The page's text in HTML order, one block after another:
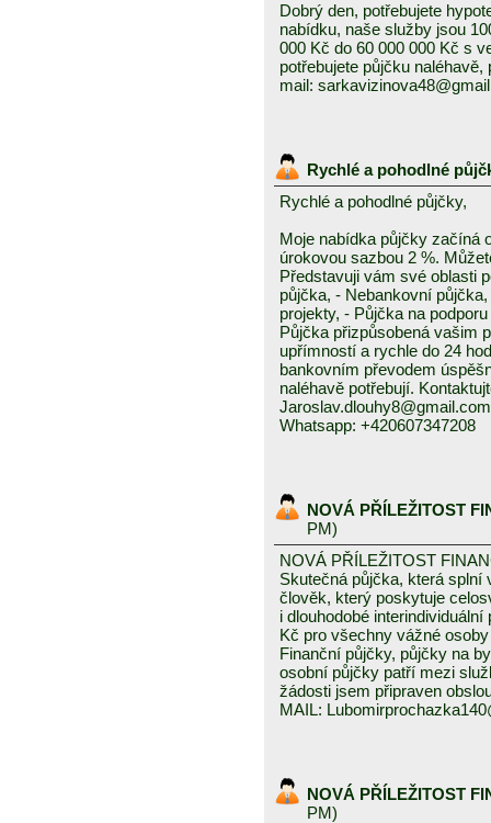
Dobrý den, potřebujete
nabídku, naše služby jsou
000 Kč do 60 000 000 Kč s
potřebujete půjčku
mail:
Rychlé a pohodlné
Rychlé a pohodlné půjčky,
Moje nabídka půjčky začíná
úrokovou sazbou 2 %.
Představuji vám své oblasti
půjčka, - Nebankovní
projekty, - Půjčka na
Půjčka přizpůsobená vašim
upřímností a rychle do 24
bankovním převodem
naléhavě potřebují.
Jaroslav.dlouhy8@gmail.com
Whatsapp: +420607347208
NOVÁ PŘÍLEŽITOST
PM)
NOVÁ PŘÍLEŽITOST
Skutečná půjčka, která
člověk, který poskytuje
i dlouhodobé
Kč pro všechny vážné
Finanční půjčky, půjčky na
osobní půjčky patří mezi
žádosti jsem připraven
MAIL:
NOVÁ PŘÍLEŽITOST
PM)